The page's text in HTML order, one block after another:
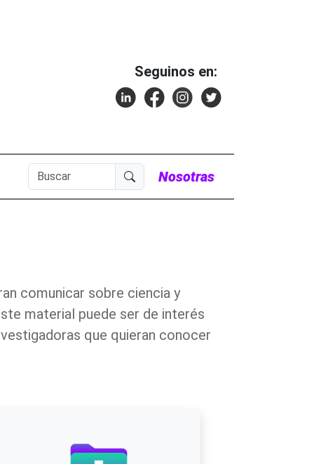
Seguinos en:
Nosotras
comunicar sobre ciencia y
material puede ser de interés
que quieran conocer